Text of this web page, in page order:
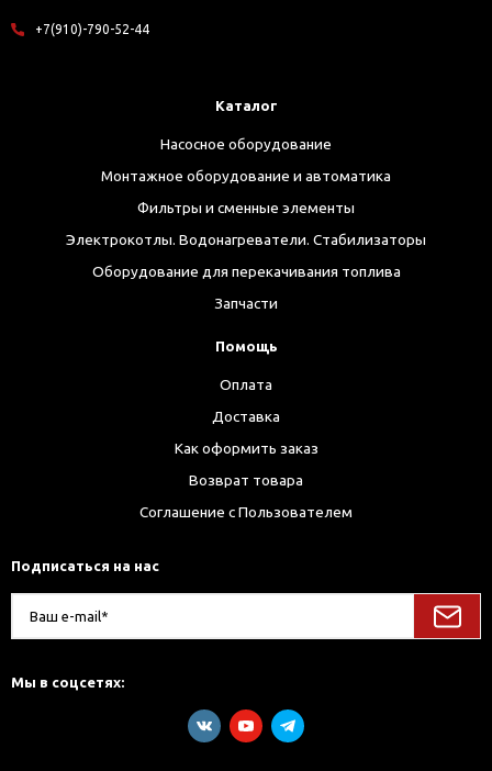
+7(910)-790-52-44
Каталог
Насосное оборудование
Монтажное оборудование и автоматика
Фильтры и сменные элементы
Электрокотлы. Водонагреватели. Стабилизаторы
Оборудование для перекачивания топлива
Запчасти
Помощь
Оплата
Доставка
Как оформить заказ
Возврат товара
Соглашение с Пользователем
Подписаться на нас
Мы в соцсетях: